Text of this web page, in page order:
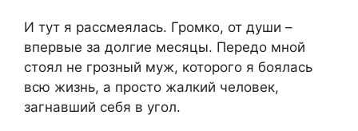
И тут я рассмеялась. Громко, от души –
впервые за долгие месяцы. Передо мной
стоял не грозный муж, которого я боялась
всю жизнь, а просто жалкий человек,
загнавший себя в угол.